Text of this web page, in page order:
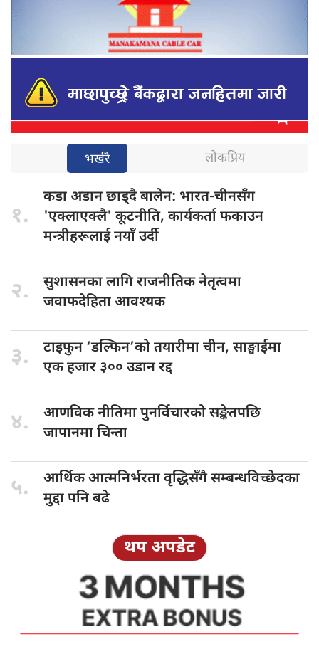
भर्खरै लोकप्रिय
१.
कडा अडानछाड्दै बालेन: भारत-चीनसँग
'एक्लाएक्लै' कूटनीति, कार्यकर्ता फकाउन
मन्त्रीहरूलाई नयाँ उर्दी
२. सुशासनका लागिराजनीतिक नेतृत्वमा
जवाफदेहिता आवश्यक
३. टाइफुन ‘डल्फिन’कोतयारीमा चीन, साङ्घाईमा
एक हजार ३०० उडान रद्द
४. आणविक नीतिमापुनर्विचारको सङ्केतपछि
जापानमा चिन्ता
५. आर्थिक आत्मनिर्भरतावृद्धिसँगै सम्बन्धविच्छेदका
मुद्दा पनि बढे
थप अपडेट